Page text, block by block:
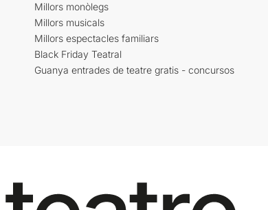
Millors monòlegs
Millors musicals
Millors espectacles familiars
Black Friday Teatral
Guanya entrades de teatre gratis - concursos